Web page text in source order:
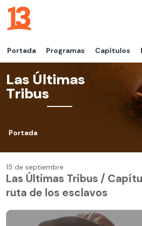
Portada Programas Capítulos
Las Últimas
Tribus
Portada
15 de septiembre
Las Últimas Tribus /
ruta de los esclavos